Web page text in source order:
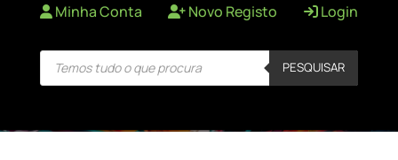
Minha Conta Novo Registo Login
Products
search PESQUISAR